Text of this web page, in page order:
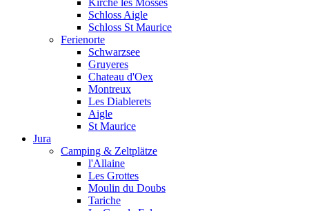
Kirche les Mosses
Schloss Aigle
Schloss St Maurice
Ferienorte
Schwarzsee
Gruyeres
Chateau d'Oex
Montreux
Les Diablerets
Aigle
St Maurice
Jura
Camping & Zeltplätze
l'Allaine
Les Grottes
Moulin du Doubs
Tariche